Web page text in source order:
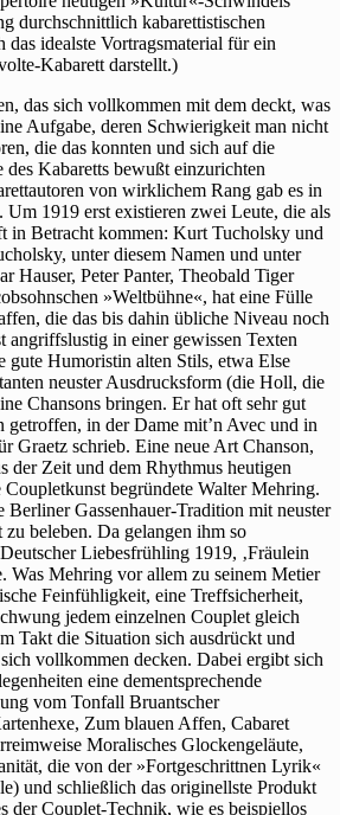
durchschnittlich kabarettistischen
idealste Vortragsmaterial für ein
Kabarett darstellt.)
das sich vollkommen mit dem deckt, was
Aufgabe, deren Schwierigkeit man nicht
die das konnten und sich auf die
des Kabaretts bewußt einzurichten
von wirklichem Rang gab es in
Um 1919 erst existieren zwei Leute, die als
in Betracht kommen: Kurt Tucholsky und
unter diesem Namen und unter
Hauser, Peter Panter, Theobald Tiger
»Weltbühne«, hat eine Fülle
die das bis dahin übliche Niveau noch
angriffslustig in einer gewissen Texten
gute Humoristin alten Stils, etwa Else
neuster Ausdrucksform (die Holl, die
Chansons bringen. Er hat oft sehr gut
getroffen, in der Dame mit’n Avec und in
Graetz schrieb. Eine neue Art Chanson,
der Zeit und dem Rhythmus heutigen
Coupletkunst begründete Walter Mehring.
Berliner Gassenhauer-Tradition mit neuster
beleben. Da gelangen ihm so
Liebesfrühling 1919, ‚Fräulein
Was Mehring vor allem zu seinem Metier
Feinfühligkeit, eine Treffsicherheit,
jedem einzelnen Couplet gleich
Takt die Situation sich ausdrückt und
vollkommen decken. Dabei ergibt sich
eine dementsprechende
vom Tonfall Bruantscher
Zum blauen Affen, Cabaret
Moralisches Glockengeläute,
die von der »Fortgeschrittnen Lyrik«
und schließlich das originellste Produkt
der Couplet-Technik, wie es beispiellos